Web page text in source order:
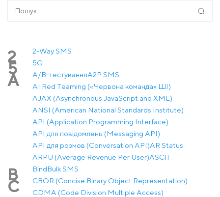
2 2-Way SMS
5 5G
A A/B-тестуванняA2P SMS
AI Red Teaming («Червона команда» ШІ)
AJAX (Asynchronous JavaScript and XML)
ANSI (American National Standards Institute)
API (Application Programming Interface)
API для повідомлень (Messaging API)
API для розмов (Conversation API)AR Status
ARPU (Average Revenue Per User)ASCII
B BindBulk SMS
C
CBOR (Concise Binary Object Representation)
CDMA (Code Division Multiple Access)